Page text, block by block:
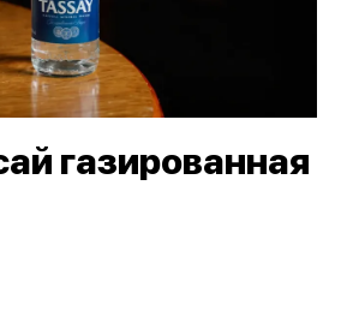
газированная